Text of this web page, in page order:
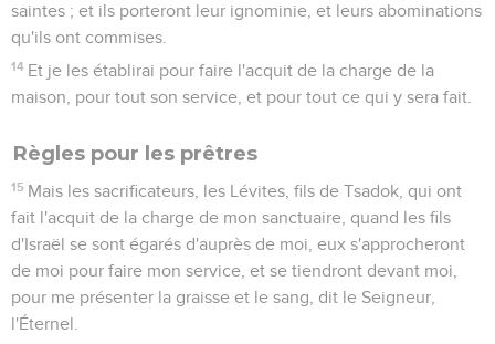
saintes ; et ils porteront leur ignominie, et leurs abominations
qu'ils ont commises.
14 Et je les établirai pour faire l'acquit de la charge de la
maison, pour tout son service, et pour tout ce qui y sera fait.
Règles pour les prêtres
15 Mais les sacrificateurs, les Lévites, fils de Tsadok, qui ont
fait l'acquit de la charge de mon sanctuaire, quand les fils
d'Israël se sont égarés d'auprès de moi, eux s'approcheront
de moi pour faire mon service, et se tiendront devant moi,
pour me présenter la graisse et le sang, dit le Seigneur,
l'Éternel.